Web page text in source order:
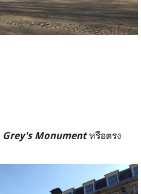
Grey's Monumentหรือตรง